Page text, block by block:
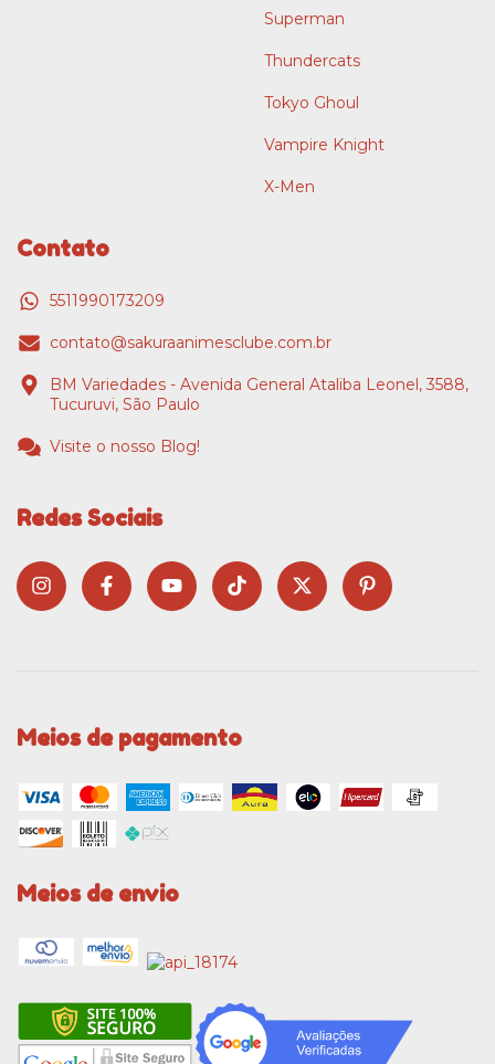
Superman
Thundercats
Tokyo Ghoul
Vampire Knight
X-Men
Contato
5511990173209
contato@sakuraanimesclube.com.br
BM Variedades - Avenida General Ataliba Leonel, 3588,
Tucuruvi, São Paulo
Visite o nosso Blog!
Redes Sociais
Meios de pagamento
Meios de envio